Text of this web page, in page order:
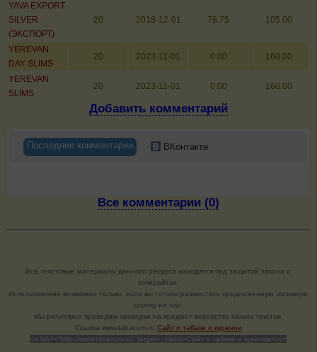
YAVA EXPORT
SILVER
(ЭКСПОРТ)
20 2018-12-01 78.75 105.00
YEREVAN
DAY SLIMS
20 2023-11-01 0.00 160.00
YEREVAN
SLIMS
20 2023-11-01 0.00 160.00
Добавить комментарий
Последние комментарии ВКонтакте
Все комментарии (0)
Все текстовые материалы данного ресурса находятся под защитой закона о
копирайтах.
Использование возможно только, если вы готовы разместить предложенную активную
ссылку на нас.
Мы регулярно проводим проверки на предмет воровства наших текстов.
Cсылка www.tabacum.ru Сайт о табаке и курении
<a href="http://www.tabacum.ru" target=_blank>Сайт о табаке и курении</a>